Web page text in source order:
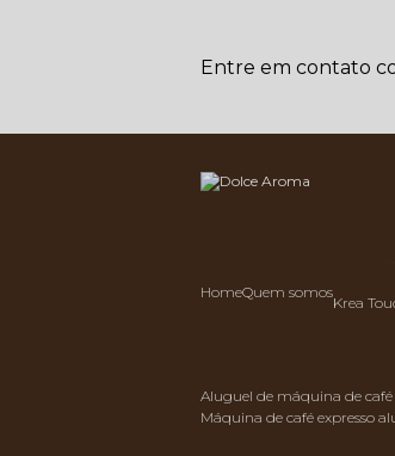
Entre em contato
Home Quem somos
Krea
aluguel de máquina de café
máquina de café expresso